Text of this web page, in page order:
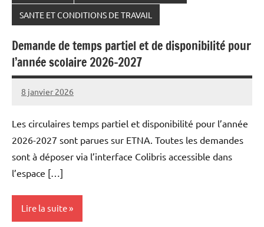
SANTE ET CONDITIONS DE TRAVAIL
Demande de temps partiel et de disponibilité pour
l’année scolaire 2026-2027
8 janvier 2026
Snudifo44
Les circulaires temps partiel et disponibilité pour l’année
2026-2027 sont parues sur ETNA. Toutes les demandes
sont à déposer via l’interface Colibris accessible dans
l’espace […]
Lire la suite